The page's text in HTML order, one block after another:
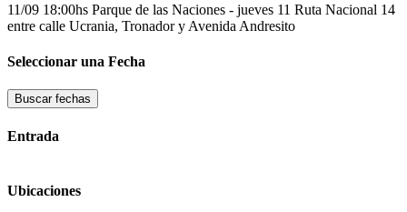
11/09 18:00hs Parque de las Naciones - jueves 11 Ruta Nacional 14
entre calle Ucrania, Tronador y Avenida Andresito
Seleccionar una Fecha
Buscar fechas
Entrada
Ubicaciones